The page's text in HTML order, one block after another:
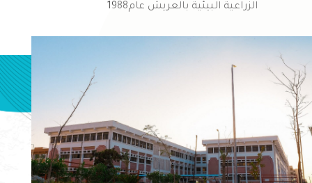
الزراعية البيئية بالعريش عام1988